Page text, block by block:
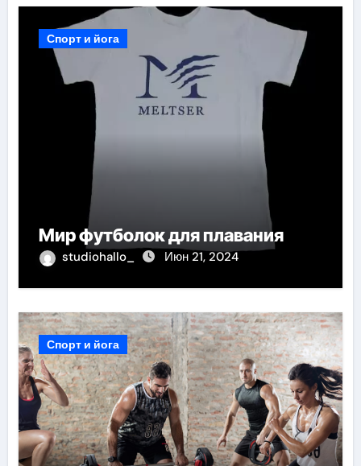
Спорт и йога
Мир футболок для плавания
studiohallo_ Июн 21, 2024
Спорт и йога